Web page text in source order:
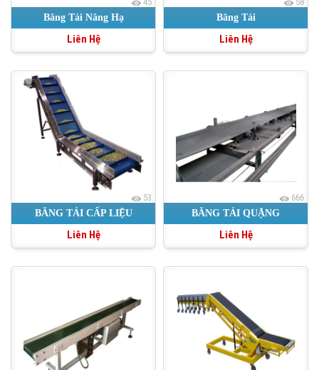
Băng Tải Nâng Hạ
Liên Hệ
Băng Tải
Liên Hệ
53
BĂNG TẢI CẤP LIỆU
Liên Hệ
666
BĂNG TẢI QUẶNG
Liên Hệ